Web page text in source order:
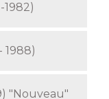
1982)
1988)
"Nouveau"